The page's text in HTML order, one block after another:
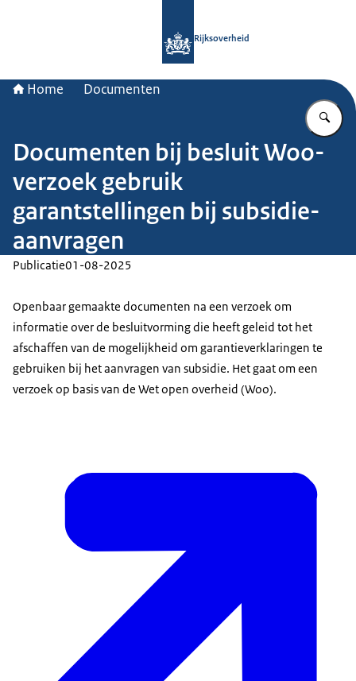
Rijksoverheid
Home Documenten
Documenten bij besluit Woo-
verzoek gebruik
garantstellingen bij subsidie-
aanvragen
Publicatie01-08-2025
Openbaar gemaakte documenten na een verzoek om
informatie over de besluitvorming die heeft geleid tot het
afschaffen van de mogelijkheid om garantieverklaringen te
gebruiken bij het aanvragen van subsidie. Het gaat om een
verzoek op basis van de Wet open overheid (Woo).